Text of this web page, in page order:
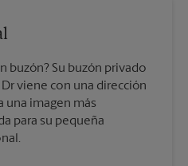
buzón? Su buzón privado
Dr viene con una dirección
una imagen más
para su pequeña